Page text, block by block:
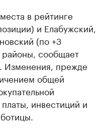
в рейтинге
и Елабужский,
(по +3
сообщает
Изменения, прежде
общей
инвестиций и